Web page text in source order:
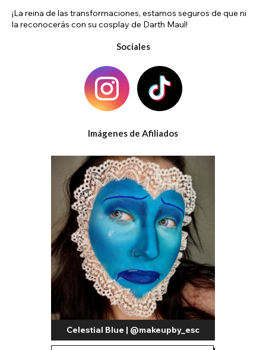
¡La reina de las transformaciones, estamos seguros de que ni
la reconocerás con su cosplay de Darth Maul!
Sociales
Imágenes de Afiliados
Celestial Blue | @makeupby_esc